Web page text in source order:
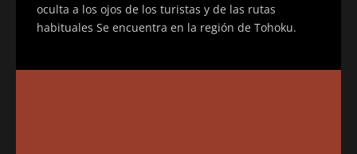
oculta a los ojos de los turistas y de las rutas
habituales Se encuentra en la región de Tohoku.